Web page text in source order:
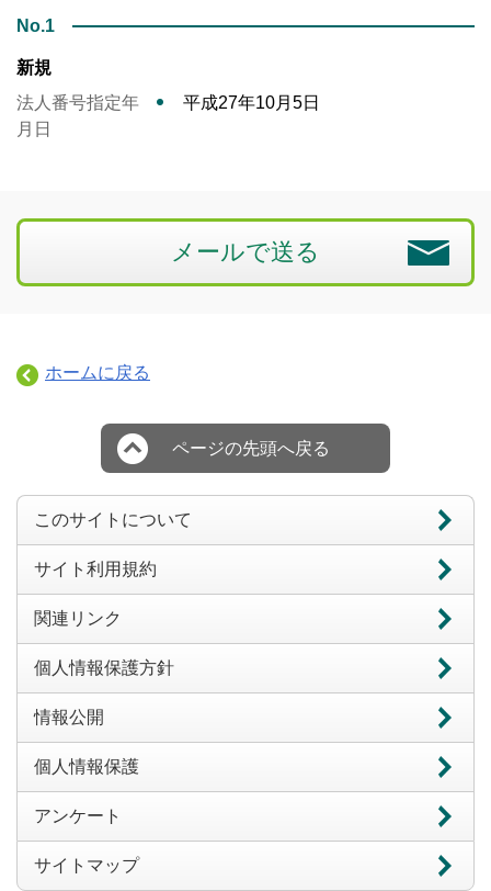
No.1
新規
法人番号指定年
月日
平成27年10月5日
メールで送る
ホームに戻る
ページの先頭へ戻る
このサイトについて
サイト利用規約
関連リンク
個人情報保護方針
情報公開
個人情報保護
アンケート
サイトマップ